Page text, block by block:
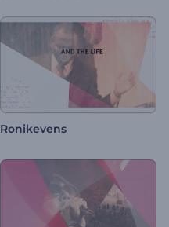
Ronikevens